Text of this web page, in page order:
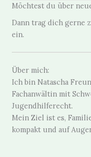
Möchtest du über
Dann trag dich gerne
ein.
Über mich:
Ich bin Natascha
Fachanwältin mit
Jugendhilferecht.
Mein Ziel ist es,
kompakt und auf